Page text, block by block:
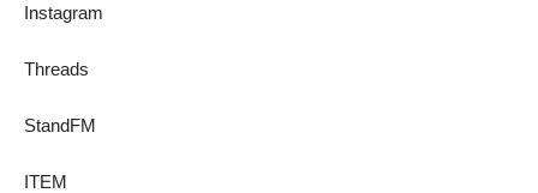
Instagram
Threads
StandFM
ITEM